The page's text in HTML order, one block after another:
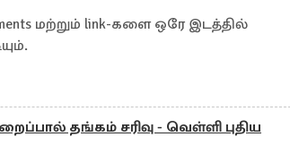
மற்றும் link-களை ஒரே இடத்தில்
தங்கம் சரிவு - வெள்ளி புதிய